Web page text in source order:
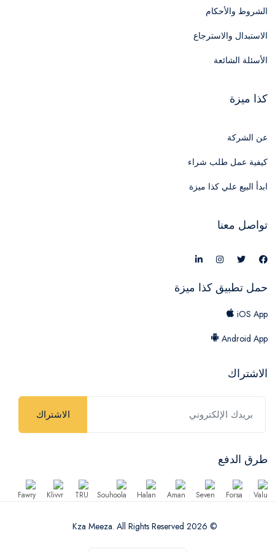
الشروط والأحكام
الاستبدال والاسترجاع
الأسئلة الشائعة
كذا ميزة
عن الشركة
كيفية عمل طلب شراء
ابدأ البيع علي كذا ميزة
تواصل معنا
حمل تطبيق كذا ميزة
iOS App
Android App
الاشتراك
الاشتراك
طرق الدفع
© 2026 Kza Meeza. All Rights Reserved